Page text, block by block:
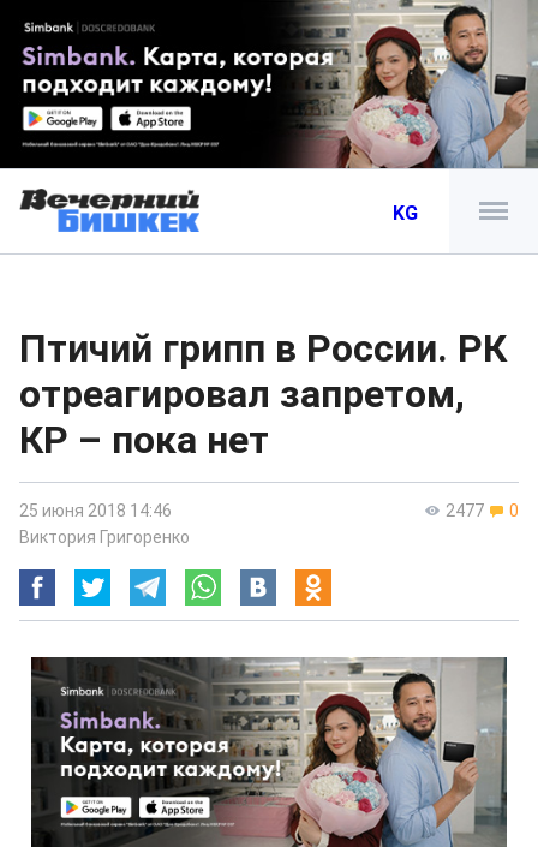
KG
Птичий грипп в России. РК
отреагировал запретом,
КР – пока нет
2477 0
25 июня 2018 14:46
Виктория Григоренко